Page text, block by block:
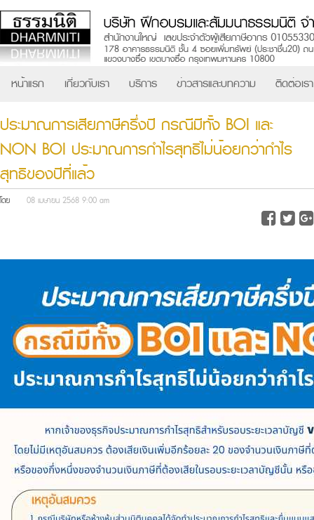
หน้าแรก เกี่ยวกับเรา บริการ ข่าวสารและบทความ ติดต่อเรา
ประมาณการเสียภาษีครึ่งปี กรณีมีทั้ง BOI และ
NON BOI ประมาณการกำไรสุทธิไม่น้อยกว่ากำไร
สุทธิของปีที่แล้ว
โดย 08 เมษายน 2568 9:00 am